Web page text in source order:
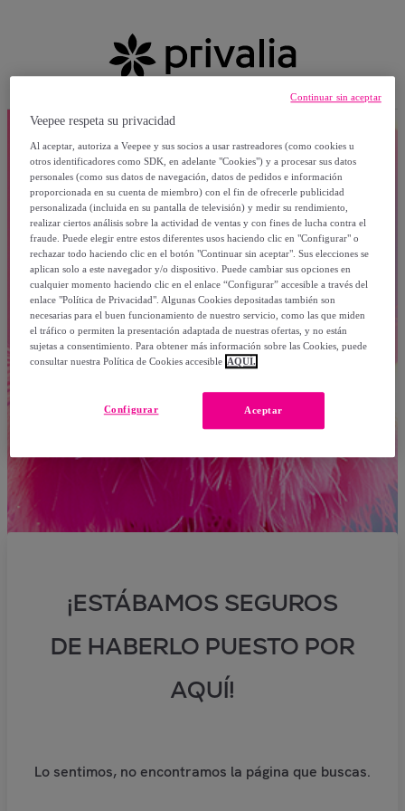
¡ESTÁBAMOS SEGUROS
DE HABERLO PUESTO POR
AQUÍ!
Lo sentimos, no encontramos la página que buscas.
Veepee respeta su privacidad
Al aceptar, autoriza a Veepee y sus socios a usar rastreadores (como cookies u
otros identificadores como SDK, en adelante "Cookies") y a procesar sus datos
personales (como sus datos de navegación, datos de pedidos e información
proporcionada en su cuenta de miembro) con el fin de ofrecerle publicidad
personalizada (incluida en su pantalla de televisión) y medir su rendimiento,
realizar ciertos análisis sobre la actividad de ventas y con fines de lucha contra el
fraude. Puede elegir entre estos diferentes usos haciendo clic en "Configurar" o
rechazar todo haciendo clic en el botón "Continuar sin aceptar". Sus elecciones se
aplican solo a este navegador y/o dispositivo. Puede cambiar sus opciones en
cualquier momento haciendo clic en el enlace “Configurar” accesible a través del
enlace "Política de Privacidad". Algunas Cookies depositadas también son
necesarias para el buen funcionamiento de nuestro servicio, como las que miden
el tráfico o permiten la presentación adaptada de nuestras ofertas, y no están
sujetas a consentimiento. Para obtener más información sobre las Cookies, puede
consultar nuestra Política de Cookies accesible AQUÍ.
Aceptar
Configurar
Continuar sin aceptar